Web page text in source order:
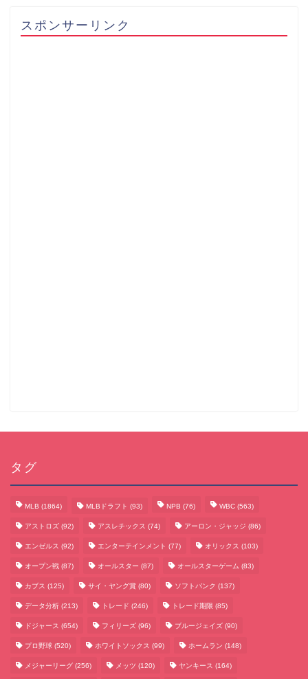
スポンサーリンク
タグ
MLB (1864) MLBドラフト (93) NPB (76) WBC (563)
アストロズ (92) アスレチックス (74) アーロン・ジャッジ (86)
エンゼルス (92) エンターテインメント (77) オリックス (103)
オープン戦 (87) オールスター (87) オールスターゲーム (83)
カブス (125) サイ・ヤング賞 (80) ソフトバンク (137)
データ分析 (213) トレード (246) トレード期限 (85)
ドジャース (654) フィリーズ (96) ブルージェイズ (90)
プロ野球 (520) ホワイトソックス (99) ホームラン (148)
メジャーリーグ (256) メッツ (120) ヤンキース (164)